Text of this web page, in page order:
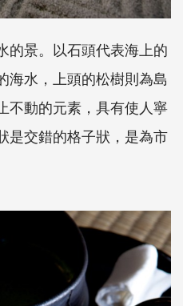
的景。以石頭代表海上的
海水，上頭的松樹則為島
不動的元素，具有使人寧
是交錯的格子狀，是為市